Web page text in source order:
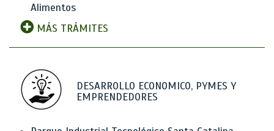
Alimentos
MÁS TRÁMITES
DESARROLLO ECONOMICO, PYMES Y
EMPRENDEDORES